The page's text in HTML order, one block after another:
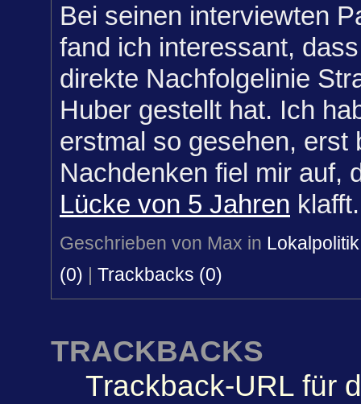
Bei seinen interviewten
fand ich interessant,
direkte Nachfolgelinie
Huber gestellt hat. Ich
erstmal so gesehen, erst
Nachdenken fiel mir auf,
Lücke von 5 Jahren klafft.
Geschrieben von Max in Lokalpolitik
(0)
Trackbacks (0)
TRACKBACKS
Trackback-URL für